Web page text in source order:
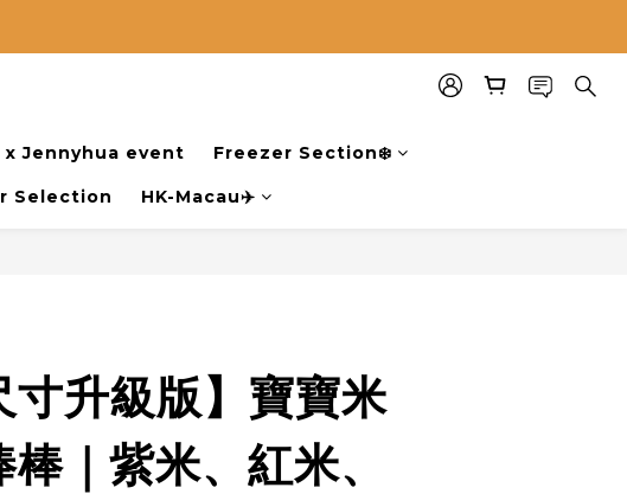
Jennyhua event Freezer Section❄️
Selection HK-Macau✈️
寸升級版】寶寶米
｜紫米、紅米、